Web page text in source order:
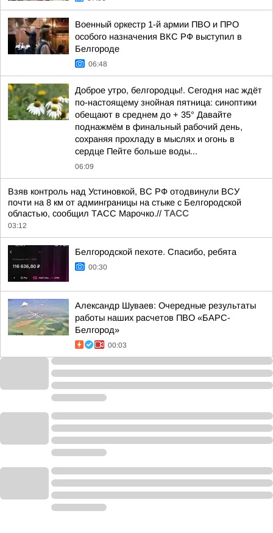
Военный оркестр 1-й армии ПВО и ПРО
особого назначения ВКС РФ выступил в
Белгороде
06:48
Доброе утро, белгородцы!. Сегодня нас ждёт
по-настоящему знойная пятница: синоптики
обещают в среднем до + 35° Давайте
поднажмём в финальный рабочий день,
сохраняя прохладу в мыслях и огонь в
сердце Пейте больше воды...
06:09
Взяв контроль над Устиновкой, ВС РФ отодвинули ВСУ
почти на 8 км от админграницы на стыке с Белгородской
областью, сообщил ТАСС Марочко.// ТАСС
03:12
Белгородской пехоте. Спасибо, ребята
00:30
Александр Шуваев: Очередные результаты
работы наших расчетов ПВО «БАРС-
Белгород»
00:03